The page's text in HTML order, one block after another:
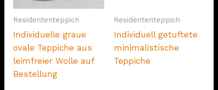
Residententeppich
Individuelle graue
ovale Teppiche aus
leimfreier Wolle auf
Bestellung
Residententeppich
Individuell getuftete
minimalistische
Teppiche